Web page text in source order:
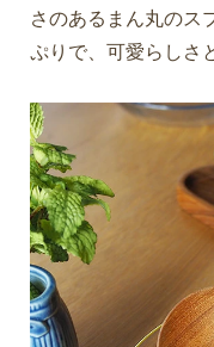
さのあるまん丸のス
ぷりで、可愛らしさ